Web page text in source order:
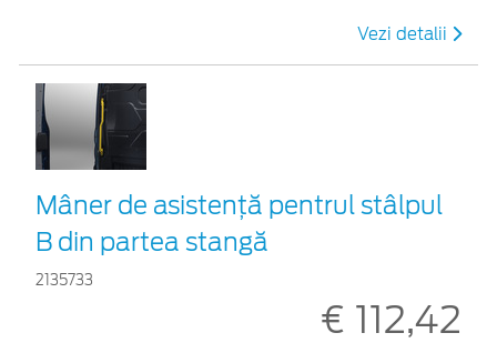
Vezi detalii
Mâner de asistență pentrul stâlpul
B din partea stangă
2135733
€ 112,42